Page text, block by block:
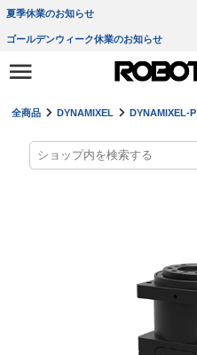
夏季休業のお知らせ
ゴールデンウィーク休業のお知らせ
全商品 DYNAMIXEL DYNAMIXEL-P